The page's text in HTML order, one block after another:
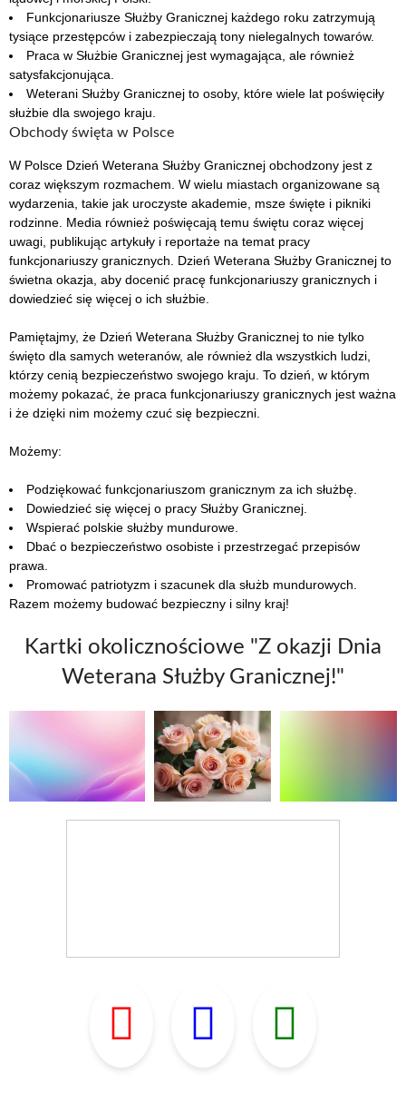
Funkcjonariusze Służby Granicznej każdego roku zatrzymują
tysiące przestępców i zabezpieczają tony nielegalnych towarów.
Praca w Służbie Granicznej jest wymagająca, ale również
satysfakcjonująca.
Weterani Służby Granicznej to osoby, które wiele lat poświęciły
służbie dla swojego kraju.
Obchody święta w Polsce
W Polsce Dzień Weterana Służby Granicznej obchodzony jest z
coraz większym rozmachem. W wielu miastach organizowane są
wydarzenia, takie jak uroczyste akademie, msze święte i pikniki
rodzinne. Media również poświęcają temu świętu coraz więcej
uwagi, publikując artykuły i reportaże na temat pracy
funkcjonariuszy granicznych. Dzień Weterana Służby Granicznej to
świetna okazja, aby docenić pracę funkcjonariuszy granicznych i
dowiedzieć się więcej o ich służbie.
Pamiętajmy, że Dzień Weterana Służby Granicznej to nie tylko
święto dla samych weteranów, ale również dla wszystkich ludzi,
którzy cenią bezpieczeństwo swojego kraju. To dzień, w którym
możemy pokazać, że praca funkcjonariuszy granicznych jest ważna
i że dzięki nim możemy czuć się bezpieczni.
Możemy:
Podziękować funkcjonariuszom granicznym za ich służbę.
Dowiedzieć się więcej o pracy Służby Granicznej.
Wspierać polskie służby mundurowe.
Dbać o bezpieczeństwo osobiste i przestrzegać przepisów
prawa.
Promować patriotyzm i szacunek dla służb mundurowych.
Razem możemy budować bezpieczny i silny kraj!
Kartki okolicznościowe "Z okazji Dnia
Weterana Służby Granicznej!"